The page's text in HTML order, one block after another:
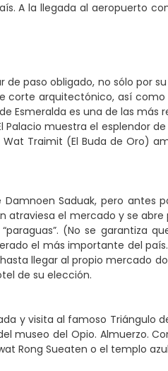
A la llegada al aeropuerto
paso obligado, no sólo por
corte arquitectónico, así
Esmeralda es una de las
muestra el esplendor
Traimit (El Buda de Oro)
Saduak, pero
atraviesa el mercado y se
(No se garantiza
el más importante del
llegar al propio mercado
de su elección.
y visita al famoso Triángulo
museo del Opio. Almuerzo.
Rong Sueaten o el templo